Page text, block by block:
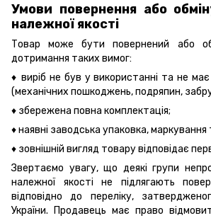
Умови повернення або
належної якості
Товар може бути повернений або
дотримання таких вимог:
♦ виріб не був у використанні та не має
(механічних пошкоджень, подряпин,
♦ збережена повна комплектація;
♦ наявні заводська упаковка, маркування
♦ зовнішній вигляд товару відповідає
Звертаємо увагу, що деякі групи
належної якості не підлягають
відповідно до переліку,
України. Продавець має право